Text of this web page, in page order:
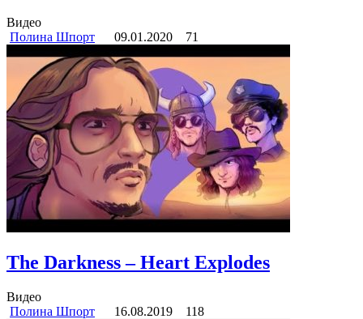
Видео
Полина Шпорт
09.01.2020 71
The Darkness – Heart Explodes
Видео
Полина Шпорт
16.08.2019 118